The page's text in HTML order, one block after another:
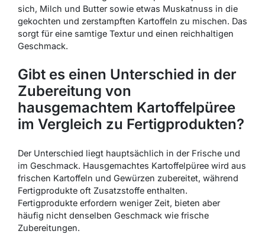
sich, Milch und Butter sowie etwas Muskatnuss in die
gekochten und zerstampften Kartoffeln zu mischen. Das
sorgt für eine samtige Textur und einen reichhaltigen
Geschmack.
Gibt es einen Unterschied in der
Zubereitung von
hausgemachtem Kartoffelpüree
im Vergleich zu Fertigprodukten?
Der Unterschied liegt hauptsächlich in der Frische und
im Geschmack. Hausgemachtes Kartoffelpüree wird aus
frischen Kartoffeln und Gewürzen zubereitet, während
Fertigprodukte oft Zusatzstoffe enthalten.
Fertigprodukte erfordern weniger Zeit, bieten aber
häufig nicht denselben Geschmack wie frische
Zubereitungen.